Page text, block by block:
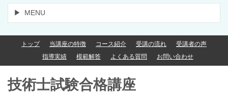
MENU
トップ 当講座の特徴 コース紹介 受講の流れ
受講者の声
指導実績
模範解答 よくある質問 お問い合わせ
技術士試験合格講座